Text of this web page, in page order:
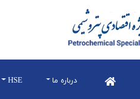
درباره ما HSE